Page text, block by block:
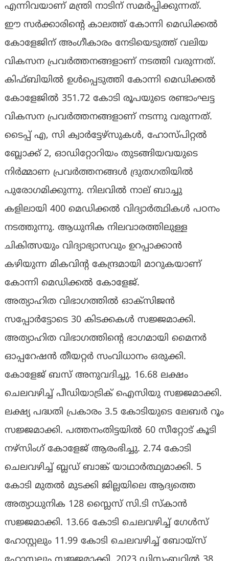
എന്നിവയാണ് മന്ത്രി നാടിന് സമര്‍പ്പിക്കുന്നത്.
ഈ സര്‍ക്കാരിന്റെ കാലത്ത് കോന്നി മെഡിക്കല്‍
കോളേജിന് അംഗീകാരം നേടിയെടുത്ത് വലിയ
വികസന പ്രവര്‍ത്തനങ്ങളാണ് നടത്തി വരുന്നത്.
കിഫ്ബിയില്‍ ഉള്‍പ്പെടുത്തി കോന്നി മെഡിക്കല്‍
കോളേജില്‍ 351.72 കോടി രൂപയുടെ രണ്ടാംഘട്ട
വികസന പ്രവര്‍ത്തനങ്ങളാണ് നടന്നു വരുന്നത്.
ടൈപ്പ് എ, സി ക്വാര്‍ട്ടേഴ്‌സുകള്‍, ഹോസ്പിറ്റല്‍
ബ്ലോക്ക് 2, ഓഡിറ്റോറിയം തുടങ്ങിയവയുടെ
നിര്‍മ്മാണ പ്രവര്‍ത്തനങ്ങള്‍ ദ്രുതഗതിയില്‍
പുരോഗമിക്കുന്നു. നിലവില്‍ നാല് ബാച്ചു
കളിലായി 400 മെഡിക്കല്‍ വിദ്യാര്‍ത്ഥികള്‍ പഠനം
നടത്തുന്നു. ആധുനിക നിലവാരത്തിലുള്ള
ചികിത്സയും വിദ്യാഭ്യാസവും ഉറപ്പാക്കാന്‍
കഴിയുന്ന മികവിന്റ കേന്ദ്രമായി മാറുകയാണ്
കോന്നി മെഡിക്കല്‍ കോളേജ്.
അത്യാഹിത വിഭാഗത്തില്‍ ഓക്‌സിജന്‍
സപ്പോര്‍ട്ടോടെ 30 കിടക്കകള്‍ സജ്ജമാക്കി.
അത്യാഹിത വിഭാഗത്തിന്റെ ഭാഗമായി മൈനര്‍
ഓപ്പറേഷന്‍ തീയറ്റര്‍ സംവിധാനം ഒരുക്കി.
കോളേജ് ബസ് അനുവദിച്ചു. 16.68 ലക്ഷം
ചെലവഴിച്ച് പീഡിയാട്രിക് ഐസിയു സജ്ജമാക്കി.
ലക്ഷ്യ പദ്ധതി പ്രകാരം 3.5 കോടിയുടെ ലേബര്‍ റൂം
സജ്ജമാക്കി. പത്തനംതിട്ടയില്‍ 60 സീറ്റോട് കൂടി
നഴ്‌സിംഗ് കോളേജ് ആരംഭിച്ചു. 2.74 കോടി
ചെലവഴിച്ച് ബ്ലഡ് ബാങ്ക് യാഥാര്‍ത്ഥ്യമാക്കി. 5
കോടി മുതല്‍ മുടക്കി ജില്ലയിലെ ആദ്യത്തെ
അത്യാധുനിക 128 സ്ലൈസ് സി.ടി സ്‌കാന്‍
സജ്ജമാക്കി. 13.66 കോടി ചെലവഴിച്ച് ഗേള്‍സ്
ഹോസ്റ്റലും 11.99 കോടി ചെലവഴിച്ച് ബോയ്‌സ്